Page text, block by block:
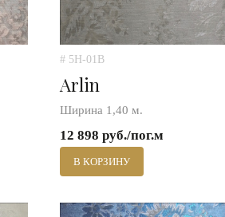
# 5H-01B
Arlin
Ширина 1,40 м.
12 898 руб./пог.м
В КОРЗИНУ